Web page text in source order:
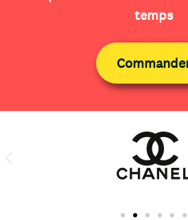
temps